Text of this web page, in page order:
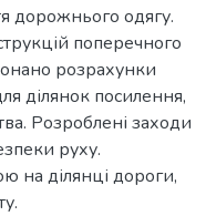
дорожнього одягу.
поперечного
розрахунки
ділянок посилення,
Розроблені заходи
руху.
на ділянці дороги,